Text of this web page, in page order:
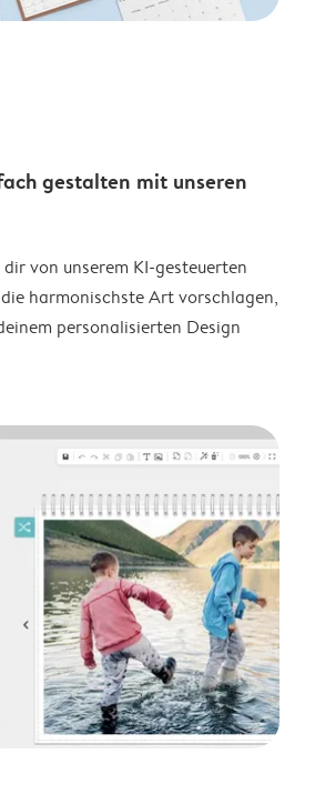
gestalten mit unseren
von unserem KI-gesteuerten
harmonischste Art vorschlagen,
personalisierten Design